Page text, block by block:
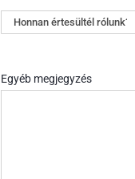
Honnan
értesültél
Egyéb megjegyzés